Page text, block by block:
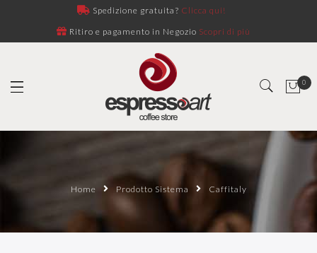
Spedizione gratuita? Clicca qui!
Ritiro e pagamento in Negozio Scopri di più
0
Home Prodotto Sistema Caffitaly